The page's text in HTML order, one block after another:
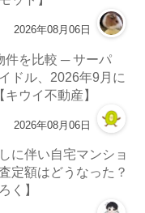
2026年08月06日
件を比較 ─ サーパ
ドル、2026年9月に
ウイ不動産】
2026年08月06日
に伴い自宅マンショ
定額はどうなった？
く】